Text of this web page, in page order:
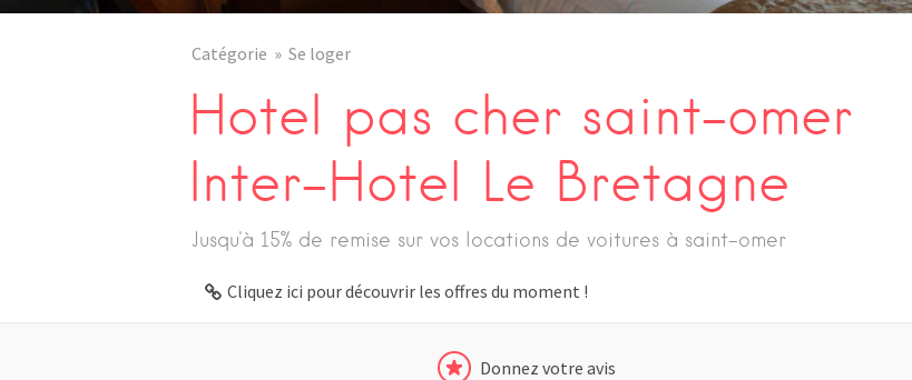
Catégorie Se loger
Hotel pas cher saint-omer
Inter-Hotel Le Bretagne
Jusqu'à 15% de remise sur vos locations de voitures à saint-omer
Cliquez ici pour découvrir les offres du moment !
Donnez votre avis